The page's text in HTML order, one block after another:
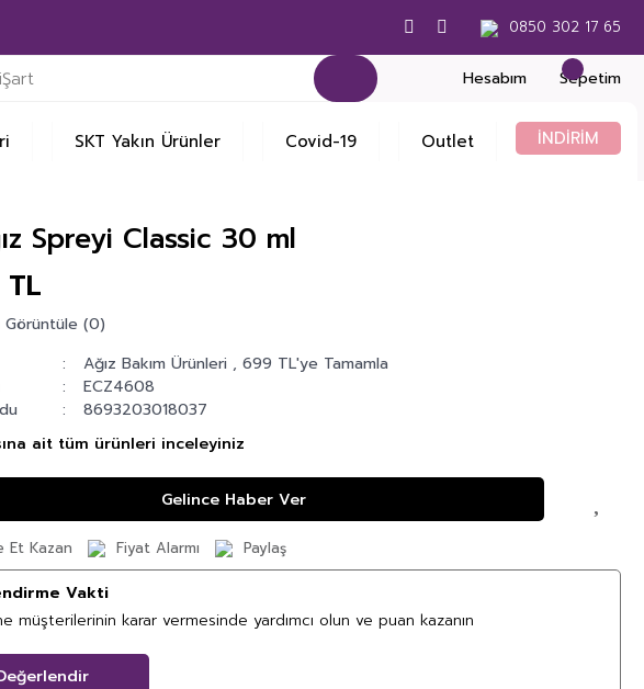
0850 302 17 65
Hesabım Sepetim
SKT Yakın Ürünler Covid-19 Outlet İNDİRİM
Spreyi Classic 30 ml
Görüntüle (0)
Ağız Bakım Ürünleri ,699 TL'ye Tamamla
ECZ4608
8693203018037
ait tüm ürünleri inceleyiniz
Gelince Haber Ver
Et Kazan Fiyat Alarmı Paylaş
Vakti
müşterilerinin karar vermesinde yardımcı olun ve puan kazanın